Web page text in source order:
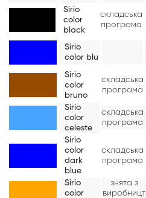
Sirio
color
black
складська
програма
Sirio
color blu
Sirio
color
bruno
складська
програма
Sirio
color
celeste
складська
програма
Sirio
color
dark
blue
складська
програма
Sirio
color
знята з
виробницт